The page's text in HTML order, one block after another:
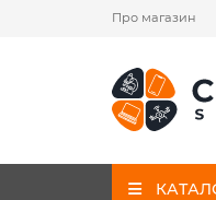
Про магазин